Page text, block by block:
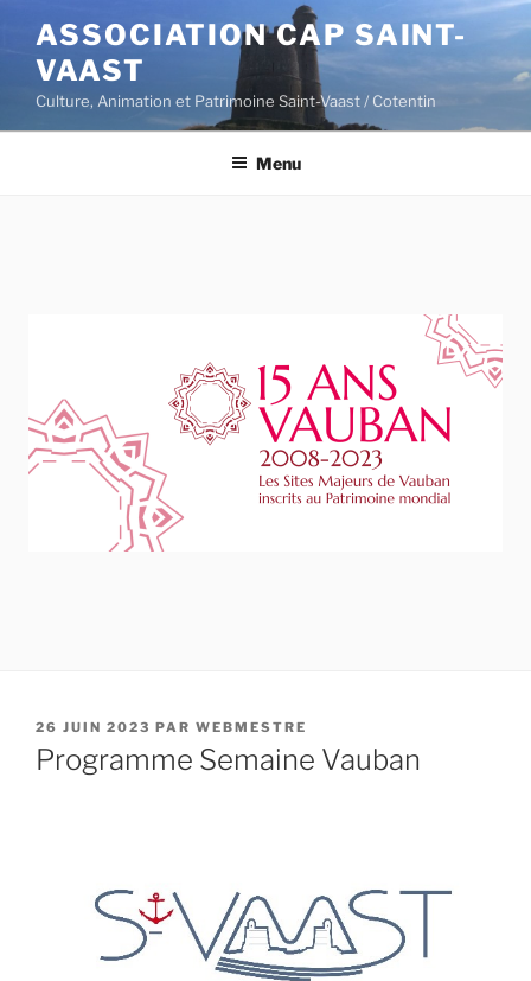
contenu
principal
ASSOCIATION CAP SAINT-
VAAST
Culture, Animation et Patrimoine Saint-Vaast / Cotentin
Menu
PUBLIÉ
LE
26 JUIN 2023 PAR WEBMESTRE
Programme Semaine Vauban